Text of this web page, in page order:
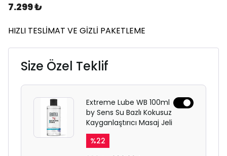
7.299 ₺
HIZLI TESLİMAT VE GİZLİ PAKETLEME
Size Özel Teklif
Extreme Lube WB 100ml
by Sens Su Bazlı Kokusuz
Kayganlaştırıcı Masaj Jeli
%22